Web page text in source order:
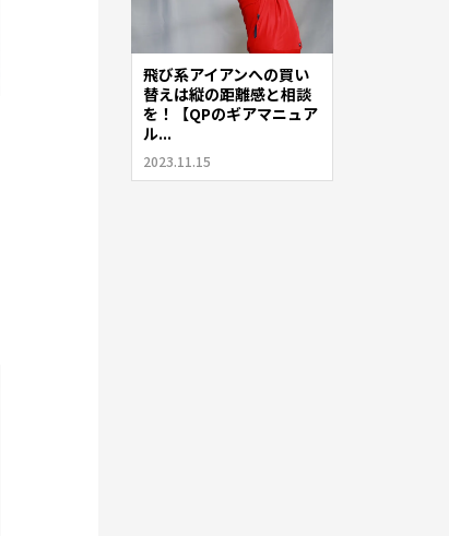
飛び系アイアンへの買い
替えは縦の距離感と相談
を！【QPのギアマニュア
ル...
2023.11.15